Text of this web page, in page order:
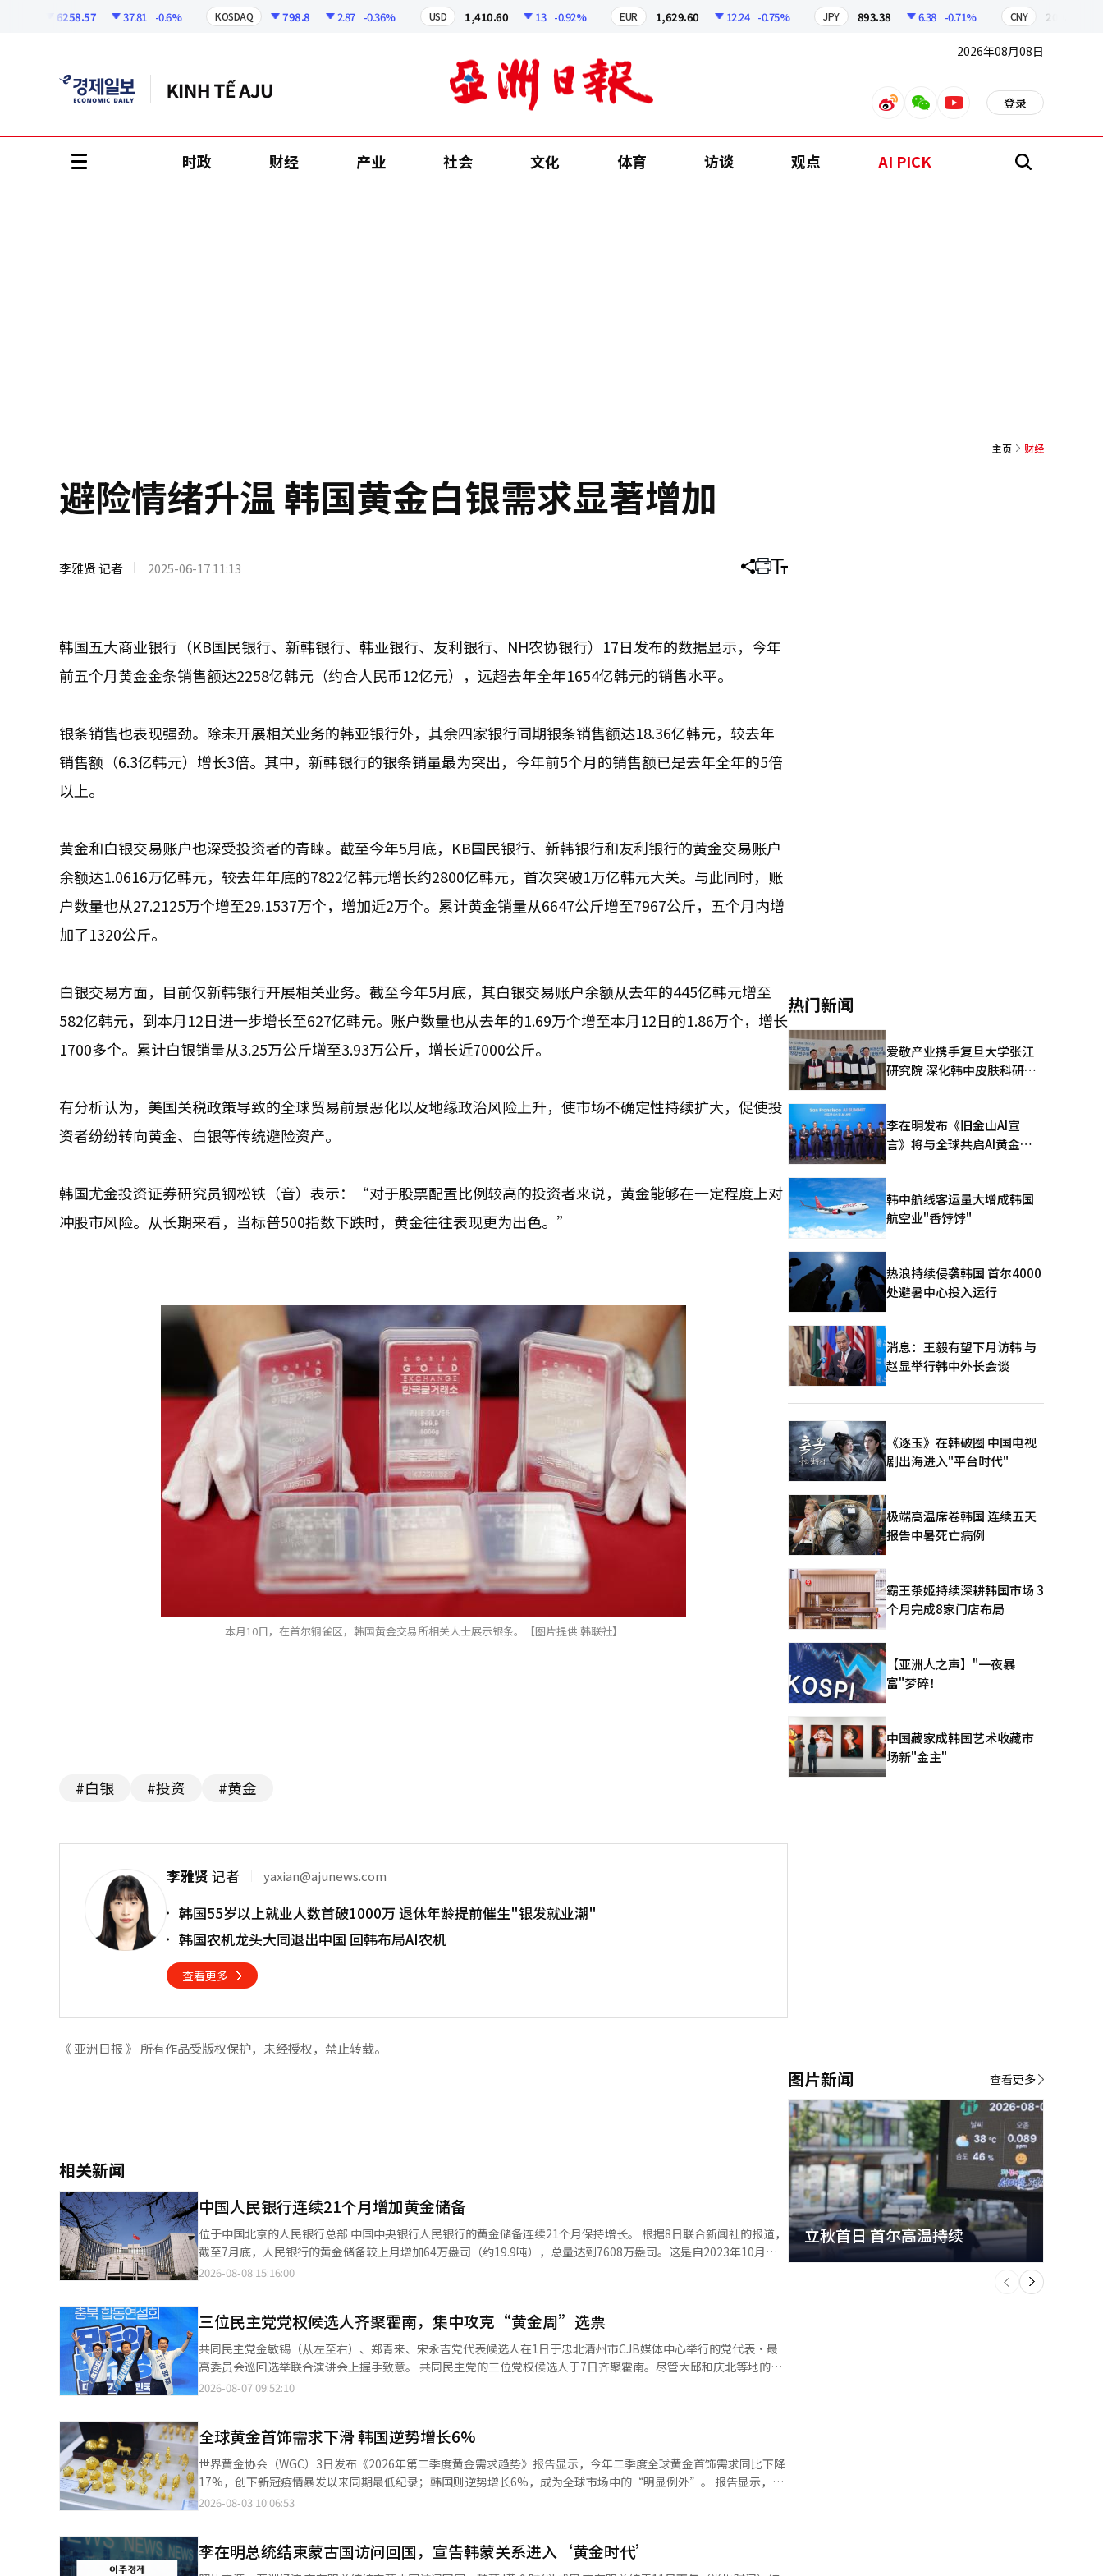
6258.57 37.81 -0.6% KOSDAQ 798.8 2.87 -0.36% USD 1,410.60 13 -0.92% EUR 1,629.60 12.24 -0.75% JPY 893.38 6.38 -0.71% CNY 209.17
2026年08月08日
weiboweixinyoutube 登录
时政 财经 产业 社会 文化 体育 访谈 观点 AI PICK 搜
主页 财经
避险情绪升温 韩国黄金白银需求显著增加
李雅贤 记者 2025-06-17 11:13 分
文
打 调
大
韩国五大商业银行（KB国民银行、新韩银行、韩亚银行、友利银行、NH农协银行）17日发布的数据显示，今年
前五个月黄金金条销售额达2258亿韩元（约合人民币12亿元），远超去年全年1654亿韩元的销售水平。
银条销售也表现强劲。除未开展相关业务的韩亚银行外，其余四家银行同期银条销售额达18.36亿韩元，较去年
销售额（6.3亿韩元）增长3倍。其中，新韩银行的银条销量最为突出，今年前5个月的销售额已是去年全年的5倍
以上。
黄金和白银交易账户也深受投资者的青睐。截至今年5月底，KB国民银行、新韩银行和友利银行的黄金交易账户
余额达1.0616万亿韩元，较去年年底的7822亿韩元增长约2800亿韩元，首次突破1万亿韩元大关。与此同时，账
户数量也从27.2125万个增至29.1537万个，增加近2万个。累计黄金销量从6647公斤增至7967公斤，五个月内增
加了1320公斤。
白银交易方面，目前仅新韩银行开展相关业务。截至今年5月底，其白银交易账户余额从去年的445亿韩元增至
582亿韩元，到本月12日进一步增长至627亿韩元。账户数量也从去年的1.69万个增至本月12日的1.86万个，增长
1700多个。累计白银销量从3.25万公斤增至3.93万公斤，增长近7000公斤。
有分析认为，美国关税政策导致的全球贸易前景恶化以及地缘政治风险上升，使市场不确定性持续扩大，促使投
资者纷纷转向黄金、白银等传统避险资产。
韩国尤金投资证券研究员钢松铁（音）表示：“对于股票配置比例较高的投资者来说，黄金能够在一定程度上对
冲股市风险。从长期来看，当标普500指数下跌时，黄金往往表现更为出色。”
本月10日，在首尔铜雀区，韩国黄金交易所相关人士展示银条。【图片提供 韩联社】
#白银 #投资 #黄金
李雅贤 记者 yaxian@ajunews.com
韩国55岁以上就业人数首破1000万 退休年龄提前催生"银发就业潮"
韩国农机龙头大同退出中国 回韩布局AI农机
查看更多
《 亚洲日报 》 所有作品受版权保护，未经授权，禁止转载。
相关新闻
中国人民银行连续21个月增加黄金储备
位于中国北京的人民银行总部 中国中央银行人民银行的黄金储备连续21个月保持增长。 根据8日联合新闻社的报道，
截至7月底，人民银行的黄金储备较上月增加64万盎司（约19.9吨），总量达到7608万盎司。这是自2023年10月以
来的月度最大增幅。 自2024年11月以来，人民银行每月都在增加黄金储备。这被解读为在中美竞争加剧的背景下，
（以美元计）较2月份的高点下降了近20%。 与此同时，截至7月底，中国的外汇储备为3万4188亿美元（约4824万
亿元），较上月增长0.07%。当局认为，外汇储备的变动受到美元指数下跌和全球金融资产价格波动等因素的影响。
※ 本报道经人工智能（AI）系统翻译与编辑。
2026-08-08 15:16:00
三位民主党党权候选人齐聚霍南，集中攻克“黄金周”选票
共同民主党金敏锡（从左至右）、郑青来、宋永吉党代表候选人在1日于忠北清州市CJB媒体中心举行的党代表·最
高委员会巡回选举联合演讲会上握手致意。 共同民主党的三位党权候选人于7日齐聚霍南。尽管大邱和庆北等地的党
代会第二周投票正在进行，但他们似乎将重点放在决定选情的第三周“黄金周”上。他们都期待在霍南取得突破。 金
党代表。目前，金候选人对在霍南获得过半选票充满信心。 郑青来候选人在全北进行活动。他呼吁支持，指出与全南
光州相比，全北在三大 mega 项目中被边缘化。前全北知事李源泽也被视为郑青来的支持者。郑候选人表示：“霍南
将会彻底翻盘。霍南的选票不在国会议员办公室。”他强调，风潮将战胜组织。 宋永吉候选人本周专注于全南光州的
日程。除了5日进行的电视辩论外，他在全南光州与党员们见面了四天。根据第一周的巡回选举结果，宋候选人获得
了约10%的选票，他预测在第二周于仁川举行的巡回选举开始后，第三周在霍南及首都圈将会出现反转局面。 民主
候选人频繁前往霍南的原因也在于此。霍南被视为民主党的“基本盘”，并可能影响首都圈的选票。 有观点认为，党
代会的霍南和首都圈日程安排在最后，成功吸引了关注，但也有分析指出，第二周的地区（济州、仁川、江原、大邱
2026-08-07 09:52:10
全球黄金首饰需求下滑 韩国逆势增长6%
世界黄金协会（WGC）3日发布《2026年第二季度黄金需求趋势》报告显示，今年二季度全球黄金首饰需求同比下降
17%，创下新冠疫情暴发以来同期最低纪录；韩国则逆势增长6%，成为全球市场中的“明显例外”。 报告显示，第
二季度全球黄金首饰需求为278.2吨，同比减少17%，为疫情以来同期次低水平。相比之下，韩国黄金首饰需求由去
二季度伦敦金银市场协会（LBMA）黄金均价为每盎司4506.29美元，环比下降8%，同比则仍高出37%。 不过，世界
黄金协会认为，韩国黄金首饰市场尚难言全面回暖。第二季度需求虽同比增长，但环比下降28%。与此同时，为降低
2026-08-03 10:06:53
李在明总统结束蒙古国访问回国，宣告韩蒙关系进入‘黄金时代’
热门新闻
爱敬产业携手复旦大学张江
研究院 深化韩中皮肤科研合
李在明发布《旧金山AI宣
言》将与全球共启AI黄金时
韩中航线客运量大增成韩国
航空业"香饽饽"
热浪持续侵袭韩国 首尔4000
处避暑中心投入运行
消息：王毅有望下月访韩 与
赵显举行韩中外长会谈
《逐玉》在韩破圈 中国电视
剧出海进入"平台时代"
极端高温席卷韩国 连续五天
报告中暑死亡病例
霸王茶姬持续深耕韩国市场 3
个月完成8家门店布局
【亚洲人之声】"一夜暴
富"梦碎！
中国藏家成韩国艺术收藏市
场新"金主"
图片新闻
立秋首日 首尔高温持续
下
一
个
查看更多